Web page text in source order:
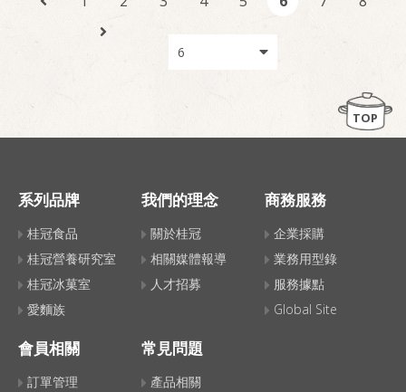
TOP
系列品牌
桂冠食品
桂冠營養研究室
桂冠冰菓室
愛麵族
我們的理念
關於桂冠
相關媒體報導
人才招募
商務服務
企業採購
業務用型錄
服務據點
Global Site
會員相關
訂單管理
常見問題
產品相關